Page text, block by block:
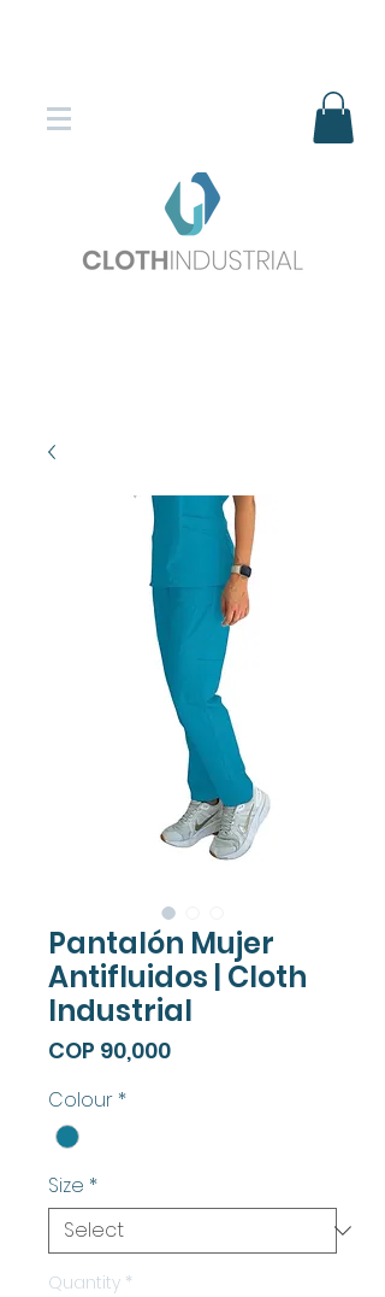
Pantalón Mujer
Antifluidos | Cloth
Industrial
COP 90,000Price
Colour *
Size *
Quantity *